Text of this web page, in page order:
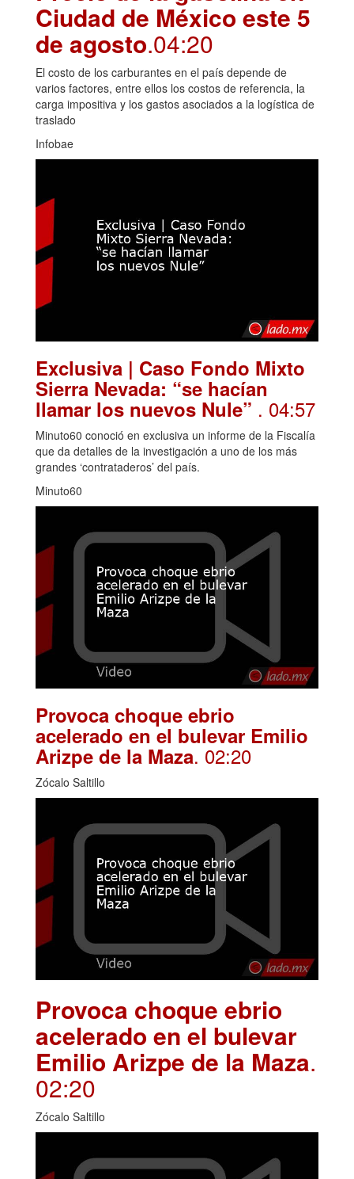
Ciudad de México este 5
de agosto.04:20
El costo de los carburantes en el país depende de
varios factores, entre ellos los costos de referencia, la
carga impositiva y los gastos asociados a la logística de
traslado
Infobae
Exclusiva | Caso Fondo Mixto
Sierra Nevada: “se hacían
llamar los nuevos Nule” . 04:57
Minuto60 conoció en exclusiva un informe de la Fiscalía
que da detalles de la investigación a uno de los más
grandes ‘contrataderos’ del país.
Minuto60
Provoca choque ebrio
acelerado en el bulevar Emilio
Arizpe de la Maza. 02:20
Zócalo Saltillo
Provoca choque ebrio
acelerado en el bulevar
Emilio Arizpe de la Maza.
02:20
Zócalo Saltillo